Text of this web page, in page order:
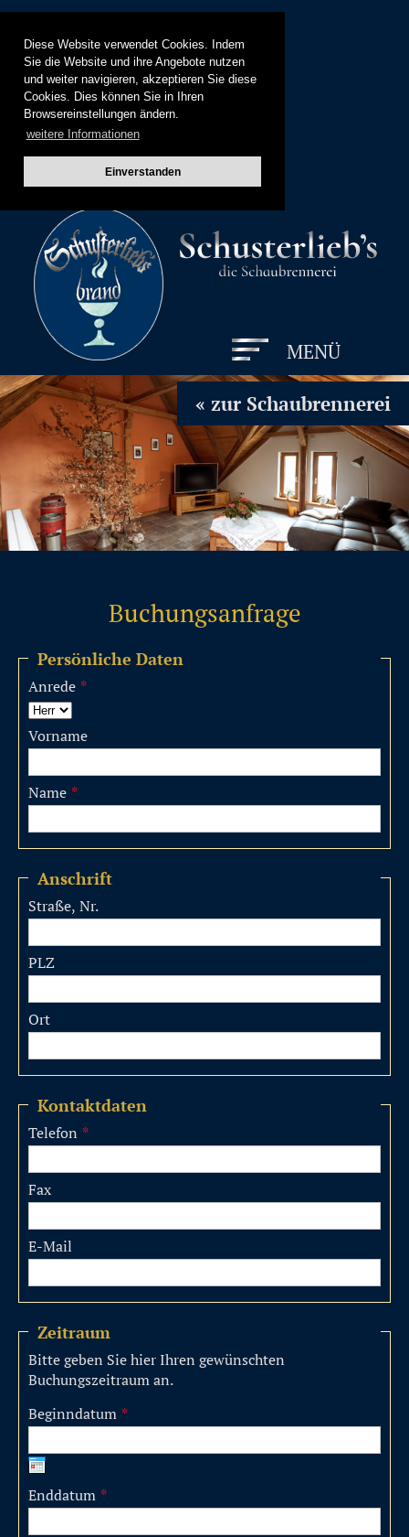
Diese Website verwendet Cookies. Indem
Sie die Website und ihre Angebote nutzen
und weiter navigieren, akzeptieren Sie diese
Cookies. Dies können Sie in Ihren
Browsereinstellungen ändern.
weitere Informationen
Einverstanden
MENÜ
« zur Schaubrennerei
Buchungsanfrage
Persönliche Daten
Anrede *
Vorname
Name *
Anschrift
Straße, Nr.
PLZ
Ort
Kontaktdaten
Telefon *
Fax
E-Mail
Zeitraum
Bitte geben Sie hier Ihren gewünschten
Buchungszeitraum an.
Beginndatum *
Enddatum *